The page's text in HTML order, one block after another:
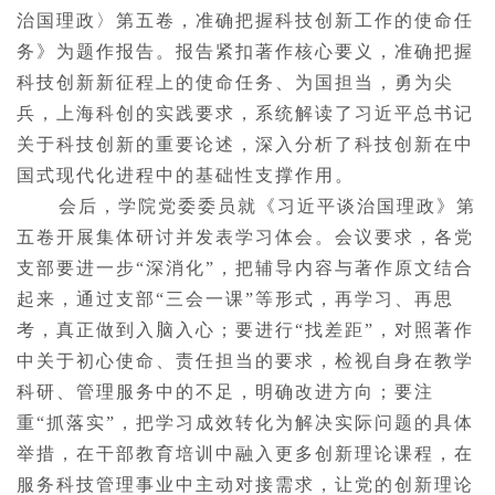
治国理政〉 第五卷 ，准确把握科技创新工作的使命任
务》为题作报告。报告紧扣著作核心要义，准确把握
科技创新新征程上的使命任务、为国担当，勇为尖
兵，上海科创的实践要求，系统解读了习近平总书记
关于科技创新的重要论述，深入分析了科技创新在中
国式现代化进程中的基础性支撑作用。
会后，学院党委委员就《习近平谈治国理政》 第
五卷开展集体研讨并发表学习体会。会议要求，各党
支部要进一步“深消化”，把辅导内容与著作原文结合
起来，通过支部“三会一课”等形式，再学习、再思
考，真正做到入脑入心；要进行“找差距”，对照著作
中关于初心使命、责任担当的要求，检视自身在教学
科研、管理服务中的不足，明确改进方向；要注
重“抓落实”，把学习成效转化为解决实际问题的具体
举措，在干部教育培训中融入更多创新理论课程，在
服务科技管理事业中主动对接需求，让党的创新理论